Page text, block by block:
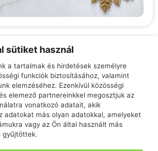
az üzletekben!
utca 66., H–P 10:00 – 18:00
út 16/B, H–P 09:00 – 17:00
Kapcsolat
sütiket használ
a tartalmak és hirdetések személyre
funkciók biztosításához, valamint
elemzéséhez. Ezenkívül közösségi
elemező partnereinkkel megosztjuk az
vonatkozó adatait, akik
adatokat más olyan adatokkal, amelyeket
vagy az Ön által használt más
gyűjtöttek.